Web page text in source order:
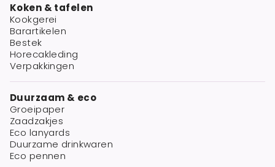
Koken & tafelen
Kookgerei
Barartikelen
Bestek
Horecakleding
Verpakkingen
Duurzaam & eco
Groeipaper
Zaadzakjes
Eco lanyards
Duurzame drinkwaren
Eco pennen